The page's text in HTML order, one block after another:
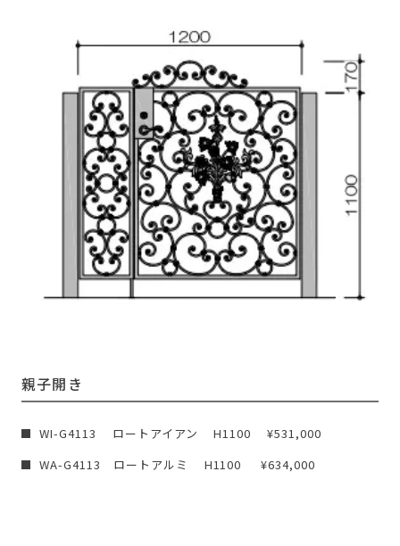
親子開き
WI-G4113 ロートアイアン H1100 ¥531,000
WA-G4113 ロートアルミ H1100 ¥634,000